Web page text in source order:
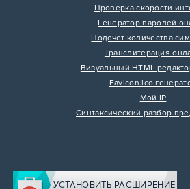
Проверка скорости
Генератор паролей
Подсчет количества
Транслитерация
Визуальный HTML
Favicon.ico
Мой IP
Синтаксический разбор
УСТАНОВИТЬ РАСШИРЕНИЕ